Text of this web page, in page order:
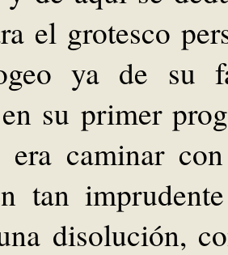
el grotesco
ya de su
su primer
era caminar
tan
disolución,